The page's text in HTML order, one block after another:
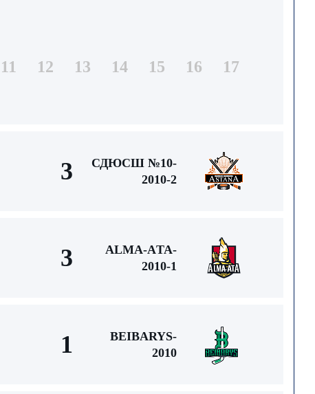
11 12 13 14 15 16
17
3
СДЮСШ №10-
2010-2
3
ALMA-АTA-
2010-1
1
BEIBARYS-
2010